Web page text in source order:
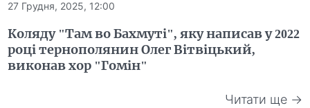
27 Грудня, 2025, 12:00
Коляду "Там во Бахмуті", яку написав у 2022
році тернополянин Олег Вітвіцький,
виконав хор "Гомін"
Читати ще →